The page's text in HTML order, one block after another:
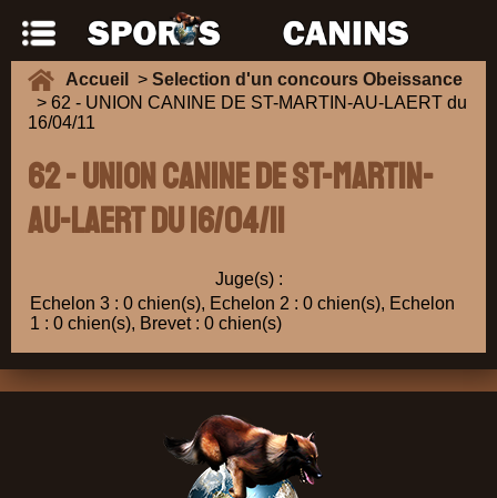
Accueil > Selection d'un concours Obeissance
> 62 - UNION CANINE DE ST-MARTIN-AU-LAERT du
16/04/11
62 - UNION CANINE DE ST-MARTIN-
AU-LAERT du 16/04/11
Juge(s) :
Echelon 3 : 0 chien(s), Echelon 2 : 0 chien(s), Echelon
1 : 0 chien(s), Brevet : 0 chien(s)